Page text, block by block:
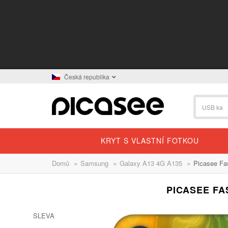
Česká republika
KRYT S VLASTNÍ FOTKOU
Domů » Samsung » Galaxy A13 4G A135 » Picasee
PICASEE
SLEVA